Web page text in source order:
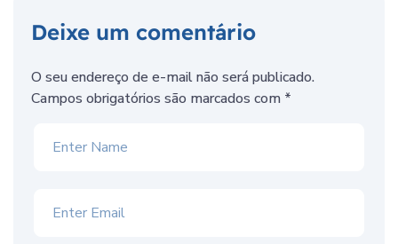
Deixe um comentário
O seu endereço de e-mail não será publicado.
Campos obrigatórios são marcados com *